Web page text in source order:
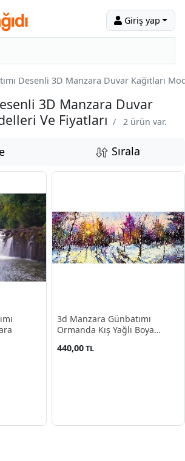
Giriş yap
Desenli 3D Manzara Duvar Kağıtları
3D Manzara Duvar
Ve Fiyatları / 2 ürün var.
Sırala
3d Manzara Günbatımı
Ormanda Kış Yağlı Boya
440,00TL